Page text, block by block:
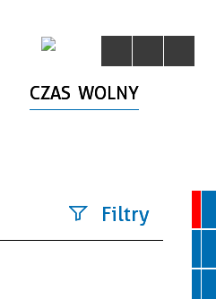
CZAS WOLNY
Filtry